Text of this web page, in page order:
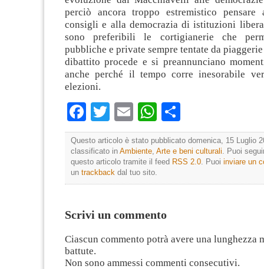
perciò ancora troppo estremistico
consigli e alla democrazia di istituzioni
sono preferibili le cortigianerie che
pubbliche e private sempre tentate da
dibattito procede e si preannunciano
anche perché il tempo corre inesorabile
elezioni.
Facebook
TwitterEmailWhatsApp
Questo articolo è stato pubblicato domenica, 15 Luglio
classificato in Ambiente Arte e beni culturali . Puoi
questo articolo tramite il feed RSS 2.0 . Puoi inviare un
un trackback dal tuo sito.
Scrivi un commento
Ciascun commento potrà avere una lunghezza
battute.
Non sono ammessi commenti consecutivi.